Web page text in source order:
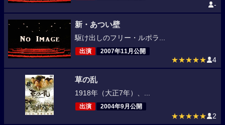
-
新・あつい壁
駆け出しのフリー・ルポラ...
出演 2007年11月公開
★★★★★ 4
草の乱
1918年（大正7年）、...
出演 2004年9月公開
★★★★★ 2